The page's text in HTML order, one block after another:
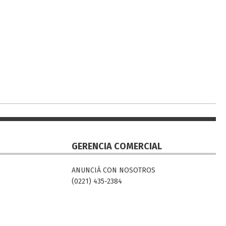
GERENCIA COMERCIAL
ANUNCIÁ CON NOSOTROS
(0221) 435-2384